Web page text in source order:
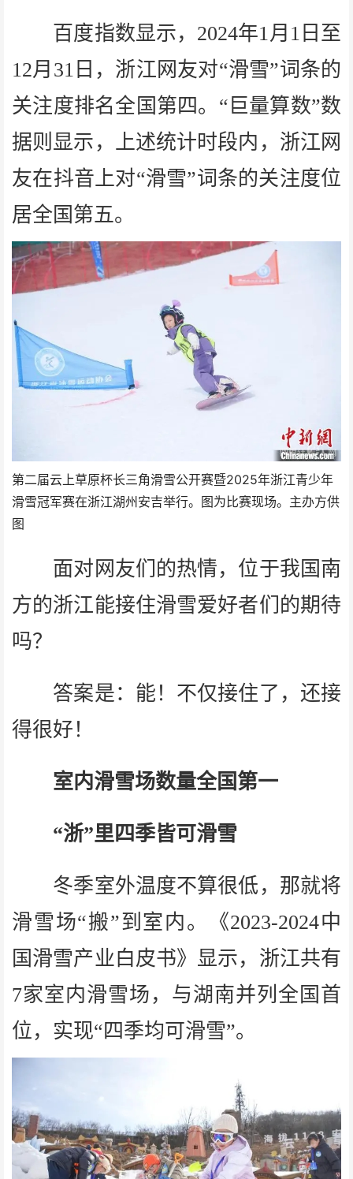
百度指数显示，2024年1月1日至
12月31日，浙江网友对“滑雪”词条的
关注度排名全国第四。“巨量算数”数
据则显示，上述统计时段内，浙江网
友在抖音上对“滑雪”词条的关注度位
居全国第五。
第二届云上草原杯长三角滑雪公开赛暨2025年浙江青少年
滑雪冠军赛在浙江湖州安吉举行。图为比赛现场。主办方供
图
面对网友们的热情，位于我国南
方的浙江能接住滑雪爱好者们的期待
吗？
答案是：能！不仅接住了，还接
得很好！
室内滑雪场数量全国第一
“浙”里四季皆可滑雪
冬季室外温度不算很低，那就将
滑雪场“搬”到室内。《2023-2024中
国滑雪产业白皮书》显示，浙江共有
7家室内滑雪场，与湖南并列全国首
位，实现“四季均可滑雪”。